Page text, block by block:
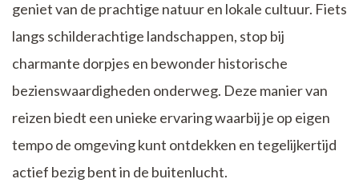
geniet van de prachtige natuur en lokale cultuur. Fiets
langs schilderachtige landschappen, stop bij
charmante dorpjes en bewonder historische
bezienswaardigheden onderweg. Deze manier van
reizen biedt een unieke ervaring waarbij je op eigen
tempo de omgeving kunt ontdekken en tegelijkertijd
actief bezig bent in de buitenlucht.